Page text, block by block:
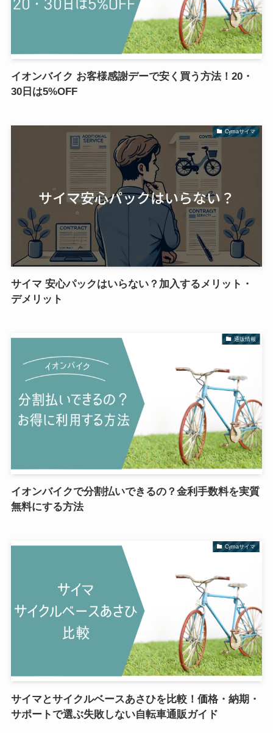
イオンバイク お客様感謝デーで安く買う方法！20・
30日は5%OFF
Cymaサイマ
サイマ 安心パックはいらない？加入するメリット・
デメリット
通販情報
イオンバイクで分割払いできるの？金利手数料を実質
無料にする方法
Cymaサイマ
サイマとサイクルベースあさひを比較！価格・納期・
サポートで選ぶ失敗しない自転車通販ガイド